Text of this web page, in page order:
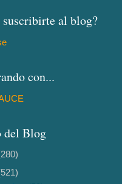
suscribirte al blog?
con...
del Blog